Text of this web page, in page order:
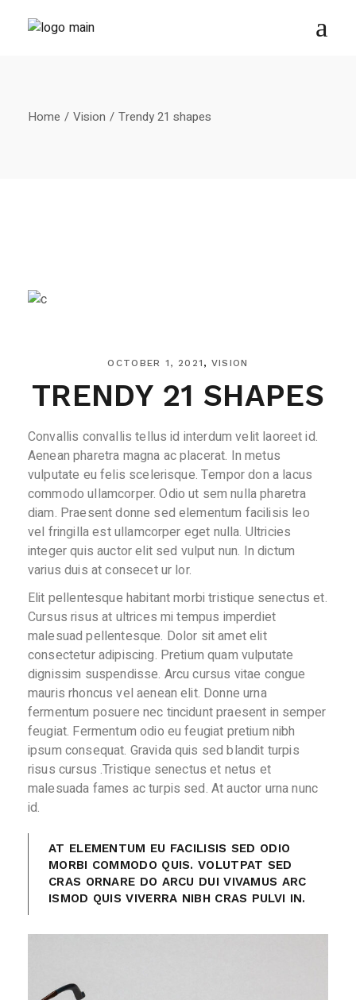
Home Vision Trendy 21 shapes
OCTOBER 1, 2021 VISION
TRENDY 21 SHAPES
Convallis convallis tellus id interdum velit laoreet id.
Aenean pharetra magna ac placerat. In metus
vulputate eu felis scelerisque. Tempor don a lacus
commodo ullamcorper. Odio ut sem nulla pharetra
diam. Praesent donne sed elementum facilisis leo
vel fringilla est ullamcorper eget nulla. Ultricies
integer quis auctor elit sed vulput nun. In dictum
varius duis at consecet ur lor.
Elit pellentesque habitant morbi tristique senectus et.
Cursus risus at ultrices mi tempus imperdiet
malesuad pellentesque. Dolor sit amet elit
consectetur adipiscing. Pretium quam vulputate
dignissim suspendisse. Arcu cursus vitae congue
mauris rhoncus vel aenean elit. Donne urna
fermentum posuere nec tincidunt praesent in semper
feugiat. Fermentum odio eu feugiat pretium nibh
ipsum consequat. Gravida quis sed blandit turpis
risus cursus .Tristique senectus et netus et
malesuada fames ac turpis sed. At auctor urna nunc
id.
AT ELEMENTUM EU FACILISIS SED ODIO
MORBI COMMODO QUIS. VOLUTPAT SED
CRAS ORNARE DO ARCU DUI VIVAMUS ARC
ISMOD QUIS VIVERRA NIBH CRAS PULVI IN.